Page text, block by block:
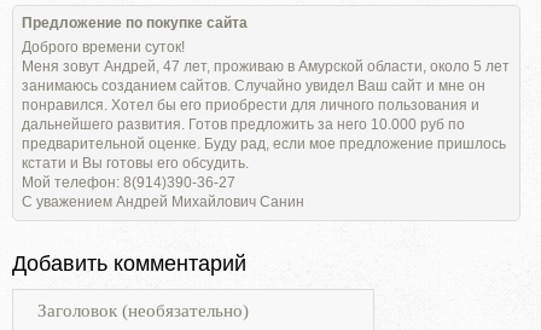
Предложение по покупке сайта
Доброго времени суток!
Меня зовут Андрей, 47 лет, проживаю в Амурской области, около 5 лет
занимаюсь созданием сайтов. Случайно увидел Ваш сайт и мне он
понравился. Хотел бы его приобрести для личного пользования и
дальнейшего развития. Готов предложить за него 10.000 руб по
предварительной оценке. Буду рад, если мое предложение пришлось
кстати и Вы готовы его обсудить.
Мой телефон: 8(914)390-36-27
С уважением Андрей Михайлович Санин
Добавить комментарий